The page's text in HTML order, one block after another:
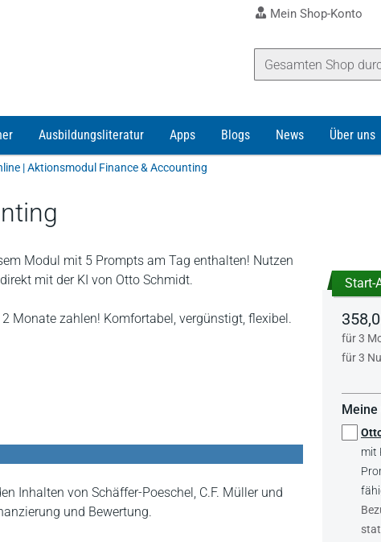
Mein Shop-Konto
Ausbildungsliteratur Apps Blogs News Über uns
| Aktionsmodul Finance & Accounting
Modul mit 5 Prompts am Tag enthalten! Nutzen
mit der KI von Otto Schmidt.
Monate zahlen! Komfortabel, vergünstigt, flexibel.
Start-
für 3
für 3
Meine
mit
Inhalten von Schäffer-Poeschel, C.F. Müller und
und Bewertung.